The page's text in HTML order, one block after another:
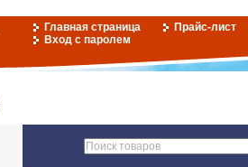
Главная страница
Прайс-лист
Вход с паролем